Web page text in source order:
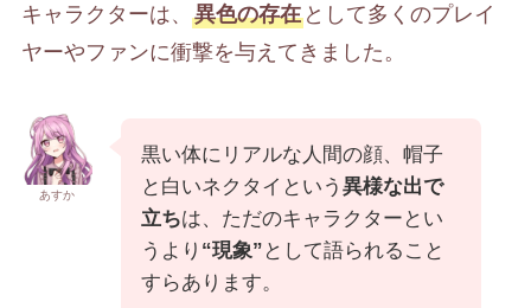
キャラクターは、 異色の存在として多くのプレイ
ヤーやファンに衝撃を与えてきました。
あすか
黒い体にリアルな人間の顔、帽子
と白いネクタイという 異様な出で
立ちは、ただのキャラクターとい
うより “現象” として語られること
すらあります。